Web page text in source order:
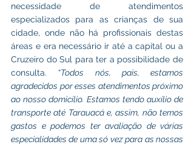
necessidade de atendimentos
especializados para as crianças de sua
cidade, onde não há profissionais destas
áreas e era necessário ir até a capital ou a
Cruzeiro do Sul para ter a possibilidade de
consulta. “Todos nós, pais, estamos
agradecidos por esses atendimentos próximo
ao nosso domicílio. Estamos tendo auxílio de
transporte até Tarauacá e, assim, não temos
gastos e podemos ter avaliação de várias
especialidades de uma só vez para as nossas